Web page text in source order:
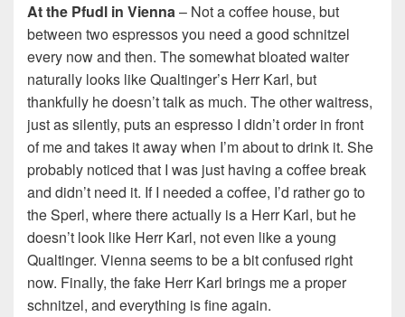
At the Pfudl in Vienna– Not a coffee house, but
between two espressos you need a good schnitzel
every now and then. The somewhat bloated waiter
naturally looks like Qualtinger’s Herr Karl, but
thankfully he doesn’t talk as much. The other waitress,
just as silently, puts an espresso I didn’t order in front
of me and takes it away when I’m about to drink it. She
probably noticed that I was just having a coffee break
and didn’t need it. If I needed a coffee, I’d rather go to
the Sperl, where there actually is a Herr Karl, but he
doesn’t look like Herr Karl, not even like a young
Qualtinger. Vienna seems to be a bit confused right
now. Finally, the fake Herr Karl brings me a proper
schnitzel, and everything is fine again.